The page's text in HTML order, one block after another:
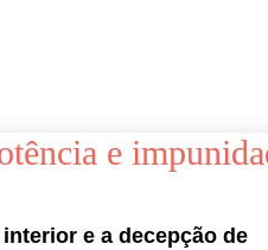
e
e a decepção de